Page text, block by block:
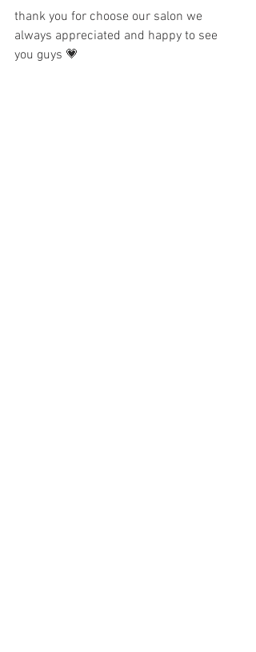
thank you for choose our salon we
always appreciated and happy to see
you guys 💗